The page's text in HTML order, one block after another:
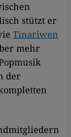
stützt er
Tinariwen
mehr
der